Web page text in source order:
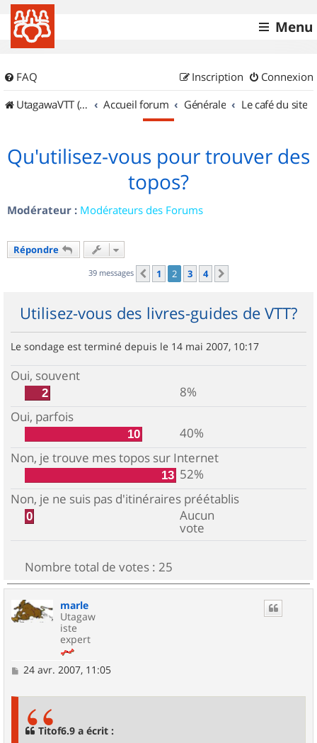
Menu
FAQ Connexion
Inscription
UtagawaVTT (Randos VTT et VTTAE avec traces GPS)
Accueil forum Générale Le café du site
Qu'utilisez-vous pour trouver des
topos?
Modérateur : Modérateurs des Forums
Répondre
39 messages Précédent
1 2 3 4
Utilisez-vous des livres-guides de VTT?
Le sondage est terminé depuis le 14 mai 2007, 10:17
Oui, souvent
2
8%
Oui, parfois
10
40%
Non, je trouve mes topos sur Internet
13 52%
Non, je ne suis pas d'itinéraires préétablis
0 Aucun
vote
Nombre total de votes : 25
marle
Utagaw
iste
expert
M
24 avr. 2007, 11:05
Titof6.9 a écrit :